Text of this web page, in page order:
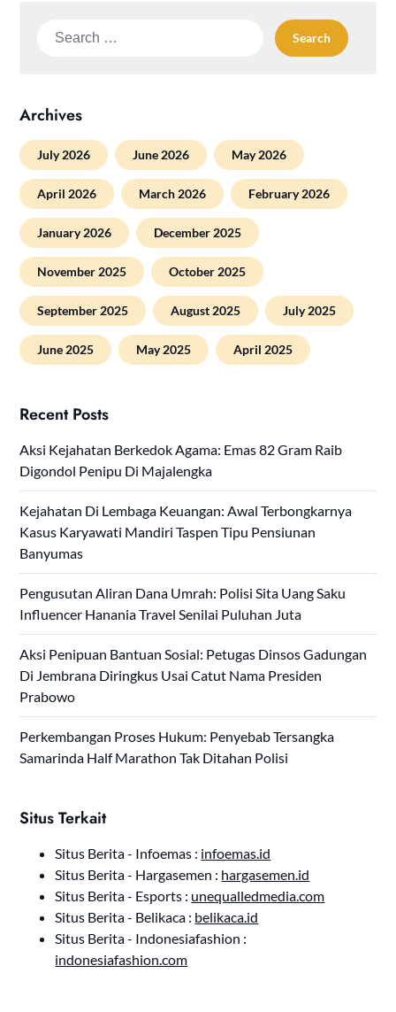
Search
Archives
July 2026 June 2026 May 2026
April 2026 March 2026 February 2026
January 2026 December 2025
November 2025 October 2025
September 2025 August 2025 July 2025
June 2025 May 2025 April 2025
Recent Posts
Aksi Kejahatan Berkedok Agama: Emas 82 Gram Raib
Digondol Penipu Di Majalengka
Kejahatan Di Lembaga Keuangan: Awal Terbongkarnya
Kasus Karyawati Mandiri Taspen Tipu Pensiunan
Banyumas
Pengusutan Aliran Dana Umrah: Polisi Sita Uang Saku
Influencer Hanania Travel Senilai Puluhan Juta
Aksi Penipuan Bantuan Sosial: Petugas Dinsos Gadungan
Di Jembrana Diringkus Usai Catut Nama Presiden
Prabowo
Perkembangan Proses Hukum: Penyebab Tersangka
Samarinda Half Marathon Tak Ditahan Polisi
Situs Terkait
Situs Berita - Infoemas : infoemas.id
Situs Berita - Hargasemen : hargasemen.id
Situs Berita - Esports : unequalledmedia.com
Situs Berita - Belikaca : belikaca.id
Situs Berita - Indonesiafashion :
indonesiafashion.com